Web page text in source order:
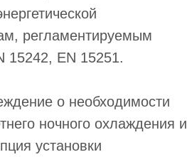
регламентируемым
15242, EN 15251.
о необходимости
ночного охлаждения и
установки